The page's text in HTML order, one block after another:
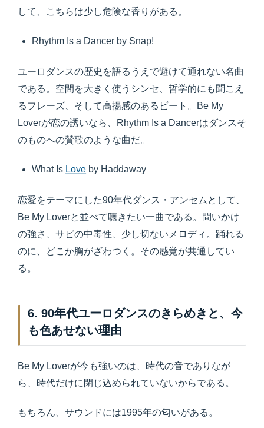
して、こちらは少し危険な香りがある。
Rhythm Is a Dancer by Snap!
ユーロダンスの歴史を語るうえで避けて通れない名曲
である。空間を大きく使うシンセ、哲学的にも聞こえ
るフレーズ、そして高揚感のあるビート。Be My
Loverが恋の誘いなら、Rhythm Is a Dancerはダンスそ
のものへの賛歌のような曲だ。
What Is Love by Haddaway
恋愛をテーマにした90年代ダンス・アンセムとして、
Be My Loverと並べて聴きたい一曲である。問いかけ
の強さ、サビの中毒性、少し切ないメロディ。踊れる
のに、どこか胸がざわつく。その感覚が共通してい
る。
6. 90年代ユーロダンスのきらめきと、今
も色あせない理由
Be My Loverが今も強いのは、時代の音でありなが
ら、時代だけに閉じ込められていないからである。
もちろん、サウンドには1995年の匂いがある。